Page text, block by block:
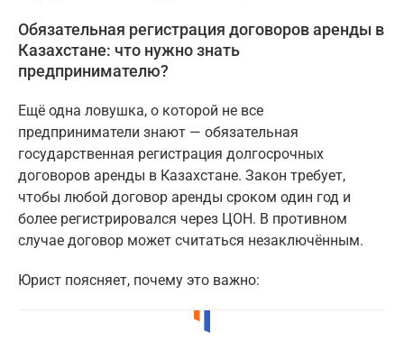
Обязательная регистрация договоров аренды в
Казахстане: что нужно знать
предпринимателю?
Ещё одна ловушка, о которой не все
предприниматели знают — обязательная
государственная регистрация долгосрочных
договоров аренды в Казахстане. Закон требует,
чтобы любой договор аренды сроком один год и
более регистрировался через ЦОН. В противном
случае договор может считаться незаключённым.
Юрист поясняет, почему это важно: